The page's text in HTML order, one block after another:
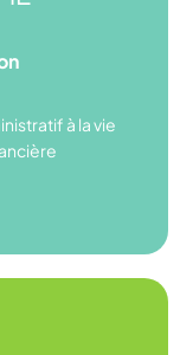
à la vie